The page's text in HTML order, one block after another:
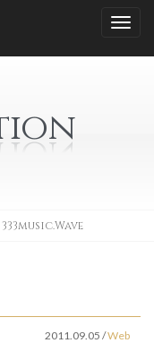
333music.Wave
2011.09.05 /Web